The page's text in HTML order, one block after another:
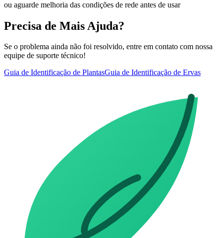
ou aguarde melhoria das condições de rede antes de usar
Precisa de Mais Ajuda?
Se o problema ainda não foi resolvido, entre em contato com nossa
equipe de suporte técnico!
Guia de Identificação de PlantasGuia de Identificação de Ervas